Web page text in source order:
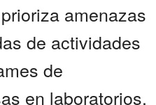
amenazas
de actividades
de
en laboratorios,